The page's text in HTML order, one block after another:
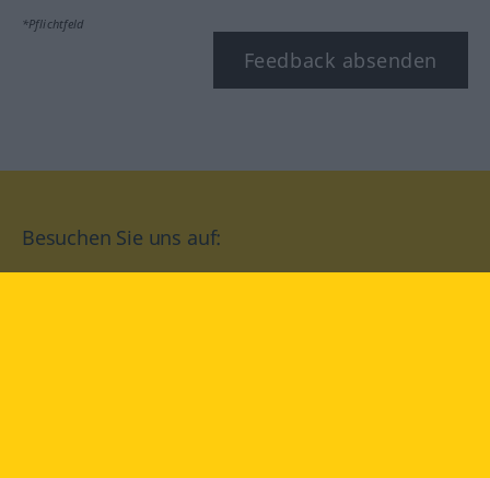
*Pflichtfeld
Feedback absenden
Besuchen Sie uns auf: